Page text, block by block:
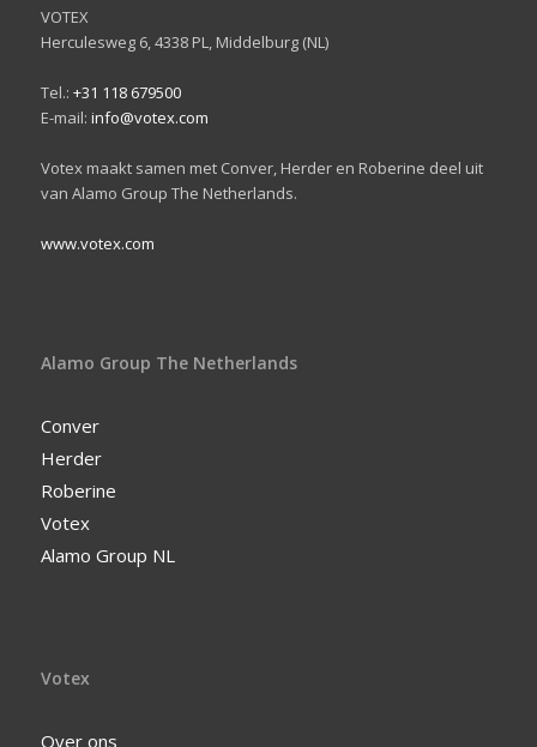
VOTEX
Herculesweg 6, 4338 PL, Middelburg (NL)
Tel.: +31 118 679500
E-mail: info@votex.com
Votex maakt samen met Conver, Herder en Roberine deel uit
van Alamo Group The Netherlands.
www.votex.com
Alamo Group The Netherlands
Conver
Herder
Roberine
Votex
Alamo Group NL
Votex
Over ons